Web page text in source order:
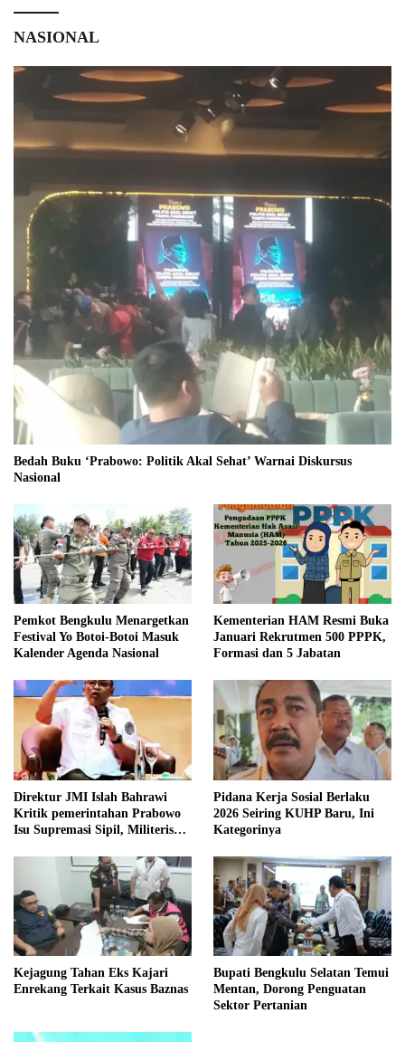
NASIONAL
Bedah Buku ‘Prabowo: Politik Akal Sehat’ Warnai Diskursus
Nasional
Pemkot Bengkulu Menargetkan
Festival Yo Botoi-Botoi Masuk
Kalender Agenda Nasional
Kementerian HAM Resmi Buka
Januari Rekrutmen 500 PPPK,
Formasi dan 5 Jabatan
Direktur JMI Islah Bahrawi
Kritik pemerintahan Prabowo
Isu Supremasi Sipil, Militerisasi,
Pidana Kerja Sosial Berlaku
2026 Seiring KUHP Baru, Ini
Kategorinya
Kejagung Tahan Eks Kajari
Enrekang Terkait Kasus Baznas
Bupati Bengkulu Selatan Temui
Mentan, Dorong Penguatan
Sektor Pertanian